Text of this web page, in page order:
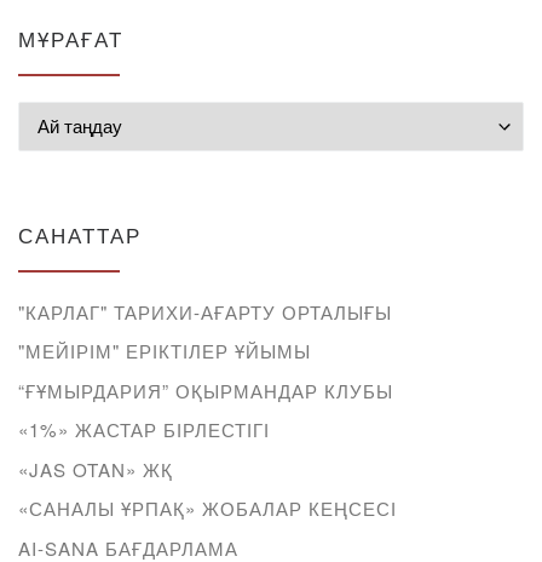
МҰРАҒАТ
САНАТТАР
"КАРЛАГ" ТАРИХИ-АҒАРТУ ОРТАЛЫҒЫ
"МЕЙІРІМ" ЕРІКТІЛЕР ҰЙЫМЫ
“ҒҰМЫРДАРИЯ” ОҚЫРМАНДАР КЛУБЫ
«1%» ЖАСТАР БІРЛЕСТІГІ
«JAS OTAN» ЖҚ
«САНАЛЫ ҰРПАҚ» ЖОБАЛАР КЕҢСЕСІ
AI-SANA БАҒДАРЛАМА